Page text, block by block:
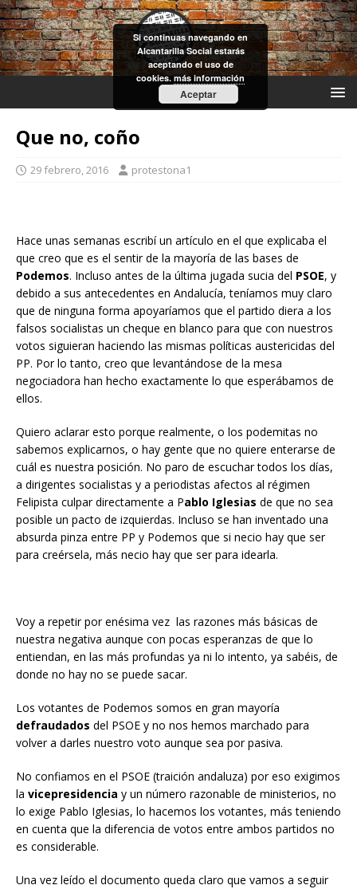
Que no, coño
29 febrero, 2016 protestona1
Hace unas semanas escribí un artículo en el que explicaba el
que creo que es el sentir de la mayoría de las bases de
Podemos. Incluso antes de la última jugada sucia del PSOE, y
debido a sus antecedentes en Andalucía, teníamos muy claro
que de ninguna forma apoyaríamos que el partido diera a los
falsos socialistas un cheque en blanco para que con nuestros
votos siguieran haciendo las mismas políticas austericidas del
PP. Por lo tanto, creo que levantándose de la mesa
negociadora han hecho exactamente lo que esperábamos de
ellos.
Quiero aclarar esto porque realmente, o los podemitas no
sabemos explicarnos, o hay gente que no quiere enterarse de
cuál es nuestra posición. No paro de escuchar todos los días,
a dirigentes socialistas y a periodistas afectos al régimen
Felipista culpar directamente a Pablo Iglesias de que no sea
posible un pacto de izquierdas. Incluso se han inventado una
absurda pinza entre PP y Podemos que si necio hay que ser
para creérsela, más necio hay que ser para idearla.
Voy a repetir por enésima vez las razones más básicas de
nuestra negativa aunque con pocas esperanzas de que lo
entiendan, en las más profundas ya ni lo intento, ya sabéis, de
donde no hay no se puede sacar.
Los votantes de Podemos somos en gran mayoría
defraudados del PSOE y no nos hemos marchado para
volver a darles nuestro voto aunque sea por pasiva.
No confiamos en el PSOE (traición andaluza) por eso exigimos
la vicepresidencia y un número razonable de ministerios, no
lo exige Pablo Iglesias, lo hacemos los votantes, más teniendo
en cuenta que la diferencia de votos entre ambos partidos no
es considerable.
Una vez leído el documento queda claro que vamos a seguir
Si continuas navegando en
Alcantarilla Social estarás
aceptando el uso de
cookies.más información
Aceptar